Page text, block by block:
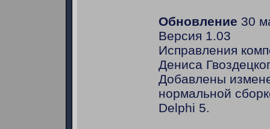
Обновление 30
Версия 1.03
Исправления
Дениса
Добавлены
нормальной
Delphi 5.